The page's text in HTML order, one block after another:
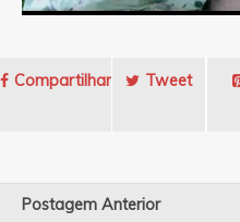
Compartilhar Tweet
Postagem Anterior